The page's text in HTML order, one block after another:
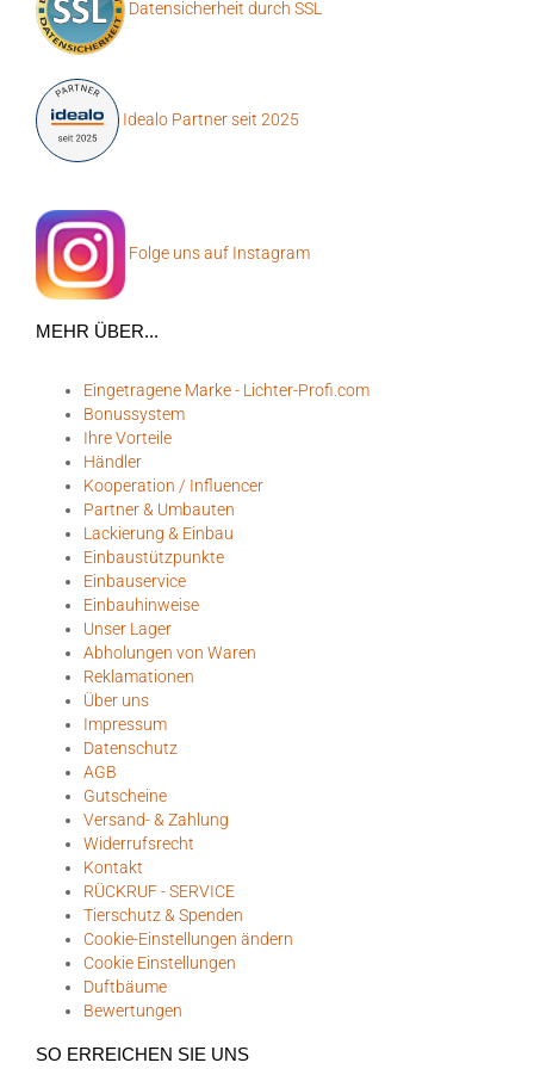
Datensicherheit durch SSL
Idealo Partner seit 2025
Folge uns auf Instagram
MEHR ÜBER...
Eingetragene Marke - Lichter-Profi.com
Bonussystem
Ihre Vorteile
Händler
Kooperation / Influencer
Partner & Umbauten
Lackierung & Einbau
Einbaustützpunkte
Einbauservice
Einbauhinweise
Unser Lager
Abholungen von Waren
Reklamationen
Über uns
Impressum
Datenschutz
AGB
Gutscheine
Versand- & Zahlung
Widerrufsrecht
Kontakt
RÜCKRUF - SERVICE
Tierschutz & Spenden
Cookie-Einstellungen ändern
Cookie Einstellungen
Duftbäume
Bewertungen
SO ERREICHEN SIE UNS